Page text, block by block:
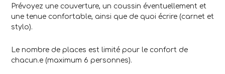
Prévoyez une couverture, un coussin éventuellement et
une tenue confortable, ainsi que de quoi écrire (carnet et
stylo).
Le nombre de places est limité pour le confort de
chacun.e (maximum 6 personnes).